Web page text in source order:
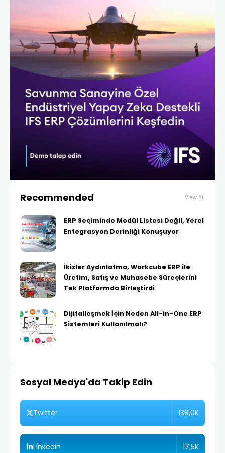
Recommended View All
ERP Seçiminde Modül Listesi Değil, Yerel
Entegrasyon Derinliği Konuşuyor
İkizler Aydınlatma, Workcube ERP ile
Üretim, Satış ve Muhasebe Süreçlerini
Tek Platformda Birleştirdi
Dijitalleşmek İçin Neden All-in-One ERP
Sistemleri Kullanılmalı?
Sosyal Medya'da Takip Edin
Twitter 138,0K
Linkedin 17,5K